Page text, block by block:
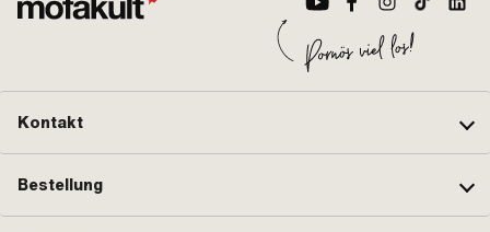
Kontakt
Bestellung